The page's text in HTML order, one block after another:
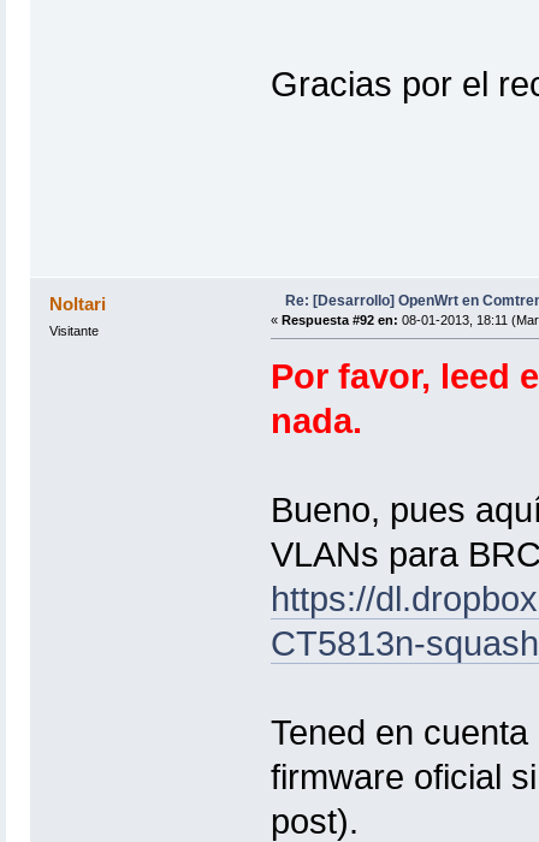
Gracias por el
Noltari
Visitante
Re: [Desarrollo] OpenWrt en
« Respuesta #92 en: 08-01-2013, 18:11
Por favor, leed
nada.
Bueno, pues
VLANs para
https://
CT5813n-
Tened en
firmware oficial
post).